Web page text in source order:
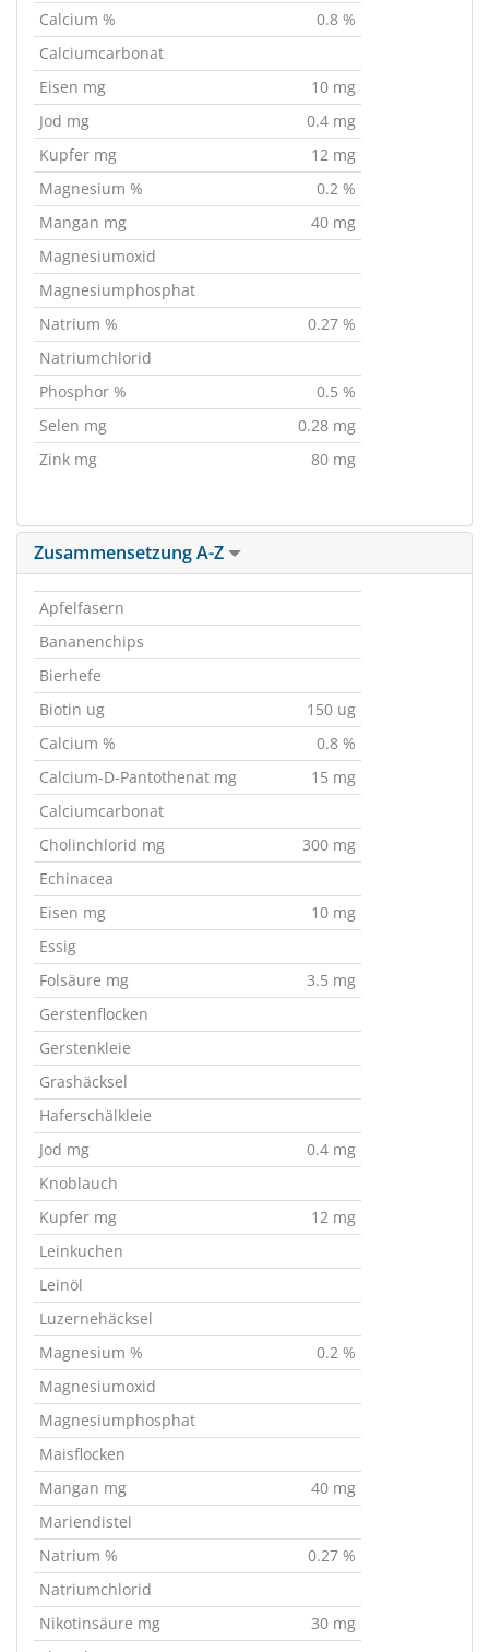
Calcium %
0.8 %
Calciumcarbonat
Eisen mg
10 mg
Jod mg
0.4 mg
Kupfer mg
12 mg
Magnesium %
0.2 %
Mangan mg
40 mg
Magnesiumoxid
Magnesiumphosphat
Natrium %
0.27 %
Natriumchlorid
Phosphor %
0.5 %
Selen mg
0.28 mg
Zink mg
80 mg
Zusammensetzung A-Z
Apfelfasern
Bananenchips
Bierhefe
Biotin ug
150 ug
Calcium %
0.8 %
Calcium-D-Pantothenat mg
15 mg
Calciumcarbonat
Cholinchlorid mg
300 mg
Echinacea
Eisen mg
10 mg
Essig
Folsäure mg
3.5 mg
Gerstenflocken
Gerstenkleie
Grashäcksel
Haferschälkleie
Jod mg
0.4 mg
Knoblauch
Kupfer mg
12 mg
Leinkuchen
Leinöl
Luzernehäcksel
Magnesium %
0.2 %
Magnesiumoxid
Magnesiumphosphat
Maisflocken
Mangan mg
40 mg
Mariendistel
Natrium %
0.27 %
Natriumchlorid
Nikotinsäure mg
30 mg